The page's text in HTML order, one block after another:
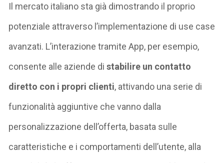
Il mercato italiano sta già dimostrando il proprio
potenziale attraverso l’implementazione di use case
avanzati. L’interazione tramite App, per esempio,
consente alle aziende distabilire un contatto
diretto con i propri clienti, attivando una serie di
funzionalità aggiuntive che vanno dalla
personalizzazione dell’offerta, basata sulle
caratteristiche e i comportamenti dell’utente, alla